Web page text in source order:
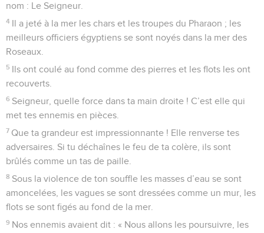
nom : Le Seigneur.
4 Il a jeté à la mer les chars et les troupes du Pharaon ; les
meilleurs officiers égyptiens se sont noyés dans la mer des
Roseaux.
5 Ils ont coulé au fond comme des pierres et les flots les ont
recouverts.
6 Seigneur, quelle force dans ta main droite ! C’est elle qui
met tes ennemis en pièces.
7 Que ta grandeur est impressionnante ! Elle renverse tes
adversaires. Si tu déchaînes le feu de ta colère, ils sont
brûlés comme un tas de paille.
8 Sous la violence de ton souffle les masses d’eau se sont
amoncelées, les vagues se sont dressées comme un mur, les
flots se sont figés au fond de la mer.
9 Nos ennemis avaient dit : « Nous allons les poursuivre, les